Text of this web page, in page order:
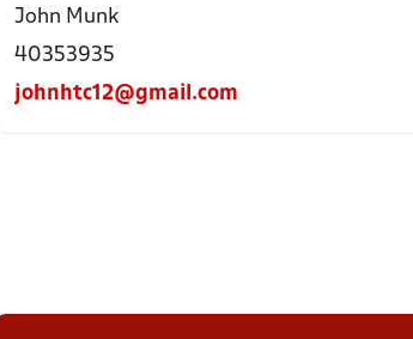
John Munk
40353935
johnhtc12@gmail.com